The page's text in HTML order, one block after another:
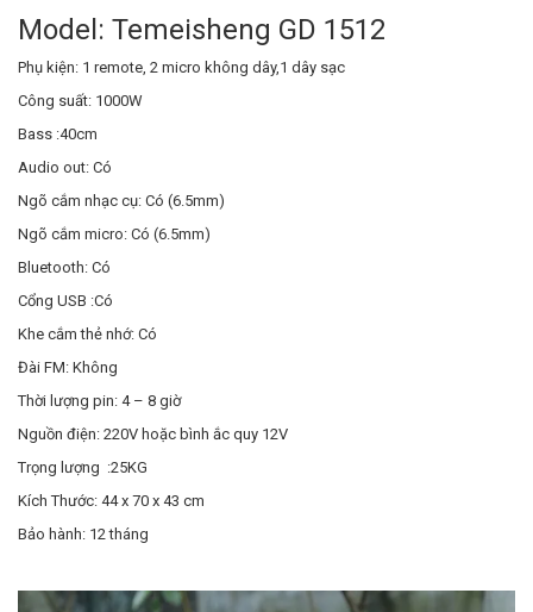
Model: Temeisheng GD 1512
Phụ kiện: 1 remote, 2 micro không dây,1 dây sạc
Công suất: 1000W
Bass :40cm
Audio out: Có
Ngõ cắm nhạc cụ: Có (6.5mm)
Ngõ cắm micro: Có (6.5mm)
Bluetooth: Có
Cổng USB :Có
Khe cắm thẻ nhớ: Có
Đài FM: Không
Thời lượng pin: 4 – 8 giờ
Nguồn điện: 220V hoặc bình ắc quy 12V
Trọng lượng :25KG
Kích Thước: 44 x 70 x 43 cm
Bảo hành: 12 tháng